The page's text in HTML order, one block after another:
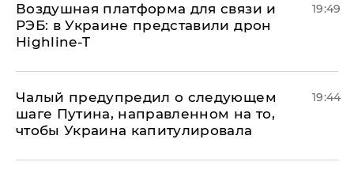
Воздушная платформа для связи и
РЭБ: в Украине представили дрон
Highline-T
19:49
Чалый предупредил о следующем
шаге Путина, направленном на то,
чтобы Украина капитулировала
19:44